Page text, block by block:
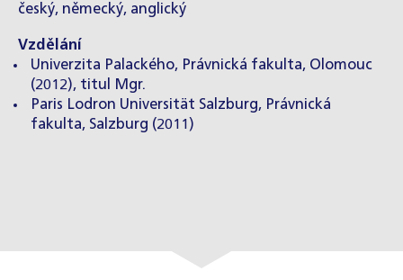
český, německý, anglický
Vzdělání
Univerzita Palackého, Právnická fakulta, Olomouc
(2012), titul Mgr.
Paris Lodron Universität Salzburg, Právnická
fakulta, Salzburg (2011)